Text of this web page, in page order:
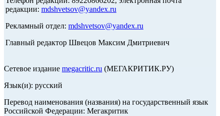
редакции: mdshvetsov@yandex.ru
Рекламный отдел: mdshvetsov@yandex.ru
Главный редактор Швецов Максим Дмитриевич
Сетевое издание megacritic.ru (МЕГАКРИТИК.РУ)
Язык(и): русский
Перевод наименования (названия) на государственный язык
Российской Федерации: Мегакритик